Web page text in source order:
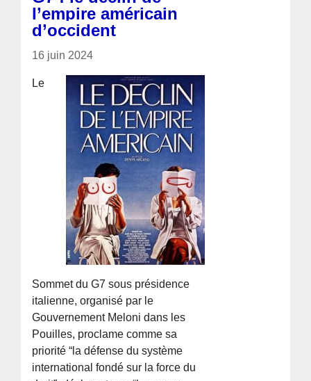
l’empire américain
d’occident
16 juin 2024
Le
Sommet du G7 sous présidence
italienne, organisé par le
Gouvernement Meloni dans les
Pouilles, proclame comme sa
priorité “la défense du système
international fondé sur la force du